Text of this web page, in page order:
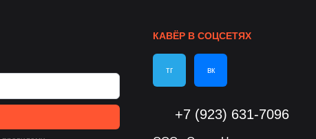
КАВЁР В СОЦСЕТЯХ
тг вк
+7 (923) 631-7096